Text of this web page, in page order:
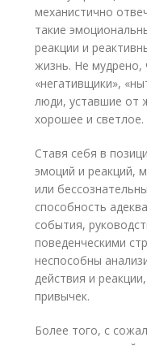
механистично
такие
реакции и
жизнь. Не мудрено,
«негативщики»,
люди, уставшие от
хорошее и светлое.
Ставя себя в
эмоций и реакций,
или
способность
события,
поведенческими
неспособны
действия и
привычек.
Более того, с